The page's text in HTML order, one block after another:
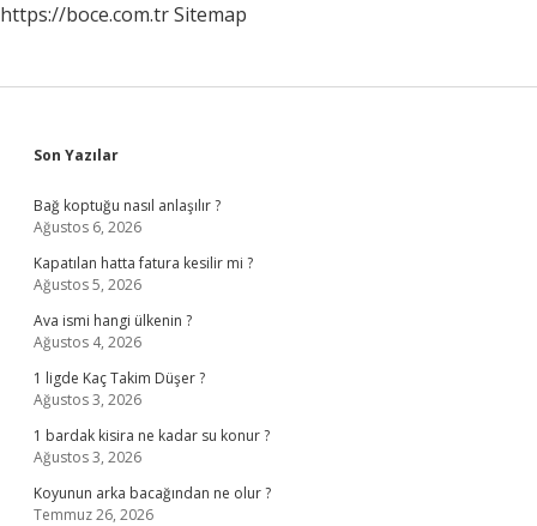
https://boce.com.trSitemap
Sidebar
Son Yazılar
Bağ koptuğu nasıl anlaşılır ?
Ağustos 6, 2026
Kapatılan hatta fatura kesilir mi ?
Ağustos 5, 2026
Ava ismi hangi ülkenin ?
Ağustos 4, 2026
1 ligde Kaç Takim Düşer ?
Ağustos 3, 2026
1 bardak kisira ne kadar su konur ?
Ağustos 3, 2026
Koyunun arka bacağından ne olur ?
Temmuz 26, 2026